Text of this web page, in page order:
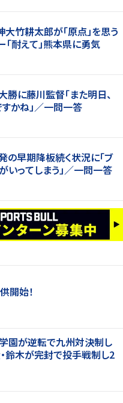
大竹耕太郎が「原点」を思う
耐えて」熊本県に勇気
勝に藤川監督「また明日、
かね」／一問一答
の早期降板続く状況に「ブ
いってしまう」／一問一答
開始！
園が逆転で九州対決制し
鈴木が完封で投手戦制し2